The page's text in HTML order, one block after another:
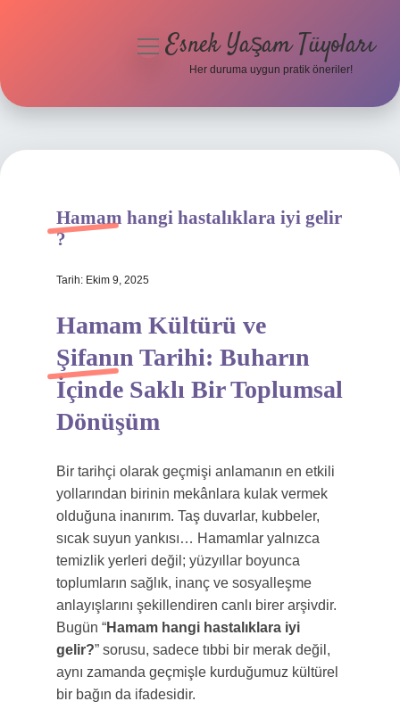
Hakkımızda
menüyüEsnek Yaşam Tüyoları
Her duruma uygun pratik öneriler!
Hamam hangi hastalıklara iyi gelir
?
Tarih: Ekim 9, 2025
Hamam Kültürü ve
Şifanın Tarihi: Buharın
İçinde Saklı Bir Toplumsal
Dönüşüm
Bir tarihçi olarak geçmişi anlamanın en etkili
yollarından birinin mekânlara kulak vermek
olduğuna inanırım. Taş duvarlar, kubbeler,
sıcak suyun yankısı… Hamamlar yalnızca
temizlik yerleri değil; yüzyıllar boyunca
toplumların sağlık, inanç ve sosyalleşme
anlayışlarını şekillendiren canlı birer arşivdir.
Bugün “Hamam hangi hastalıklara iyi
gelir?” sorusu, sadece tıbbi bir merak değil,
aynı zamanda geçmişle kurduğumuz kültürel
bir bağın da ifadesidir.